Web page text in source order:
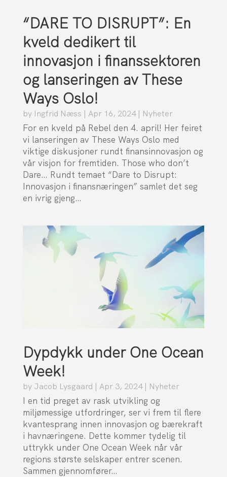
“DARE TO DISRUPT”: En
kveld dedikert til
innovasjon i finanssektoren
og lanseringen av These
Ways Oslo!
by Ingfrid Næss | Apr 16, 2024| Nyheter
For en kveld på Rebel den 4. april! Her feiret
vi lanseringen av These Ways Oslo med
viktige diskusjoner rundt finansinnovasjon og
vår visjon for fremtiden. Those who don’t
Dare… Rundt temaet “Dare to Disrupt:
Innovasjon i finansnæringen” samlet det seg
en ivrig gjeng…
Dypdykk under One Ocean
Week!
by Jacob Lysgaard | Apr 3, 2024| Nyheter
I en tid preget av rask utvikling og
miljømessige utfordringer, ser vi frem til flere
kvantesprang innen innovasjon og bærekraft
i havnæringene. Dette kommer tydelig til
uttrykk under One Ocean Week når vår
regions største selskaper entrer scenen.
Sammen gjennomfører…